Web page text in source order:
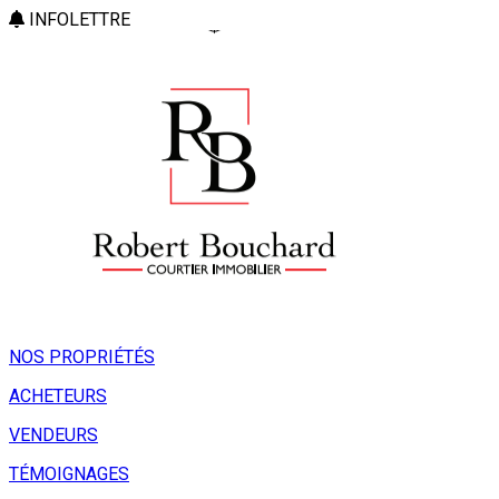
INFOLETTRE
NOS PROPRIÉTÉS
ACHETEURS
VENDEURS
TÉMOIGNAGES